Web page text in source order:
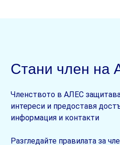
Стани член на
Членството в АЛЕС
интереси и предоставя
информация и контакти
Разгледайте правилата за